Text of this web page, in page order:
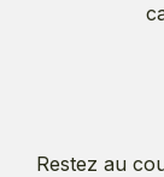
Restez au